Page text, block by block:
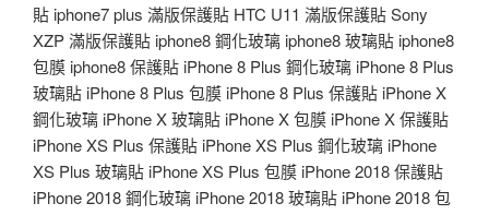
貼 iphone7 plus 滿版保護貼 HTC U11 滿版保護貼 Sony
XZP 滿版保護貼 iphone8 鋼化玻璃 iphone8 玻璃貼 iphone8
包膜 iphone8 保護貼 iPhone 8 Plus 鋼化玻璃 iPhone 8 Plus
玻璃貼 iPhone 8 Plus 包膜 iPhone 8 Plus 保護貼 iPhone X
鋼化玻璃 iPhone X 玻璃貼 iPhone X 包膜 iPhone X 保護貼
iPhone XS Plus 保護貼 iPhone XS Plus 鋼化玻璃 iPhone
XS Plus 玻璃貼 iPhone XS Plus 包膜 iPhone 2018 保護貼
iPhone 2018 鋼化玻璃 iPhone 2018 玻璃貼 iPhone 2018 包